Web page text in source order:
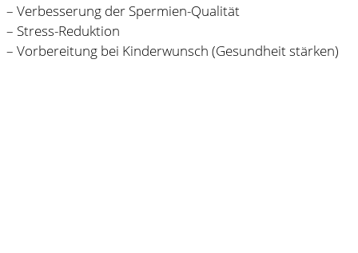
– Verbesserung der Spermien-Qualität
– Stress-Reduktion
– Vorbereitung bei Kinderwunsch (Gesundheit stärken)